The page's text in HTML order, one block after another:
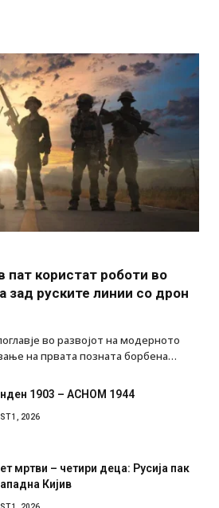
пат користат роботи во
зад руските линии со дрон
во развојот на модерното
на првата позната борбена…
1903 – АСНОМ 1944
1, 2026
мртви – четири деца: Русија пак
Кијив